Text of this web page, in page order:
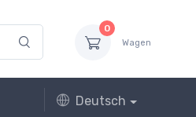
0
Wagen
Deutsch